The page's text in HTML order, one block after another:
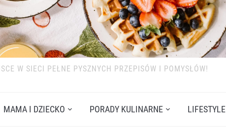
W SIECI PEŁNE PYSZNYCH PRZEPISÓW I POMYSŁÓW!
MAMA I DZIECKO PORADY KULINARNE LIFESTYLE